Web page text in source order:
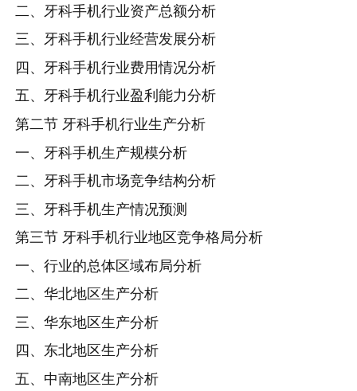
二、牙科手机行业资产总额分析
三、牙科手机行业经营发展分析
四、牙科手机行业费用情况分析
五、牙科手机行业盈利能力分析
第二节 牙科手机行业生产分析
一、牙科手机生产规模分析
二、牙科手机市场竞争结构分析
三、牙科手机生产情况预测
第三节 牙科手机行业地区竞争格局分析
一、行业的总体区域布局分析
二、华北地区生产分析
三、华东地区生产分析
四、东北地区生产分析
五、中南地区生产分析